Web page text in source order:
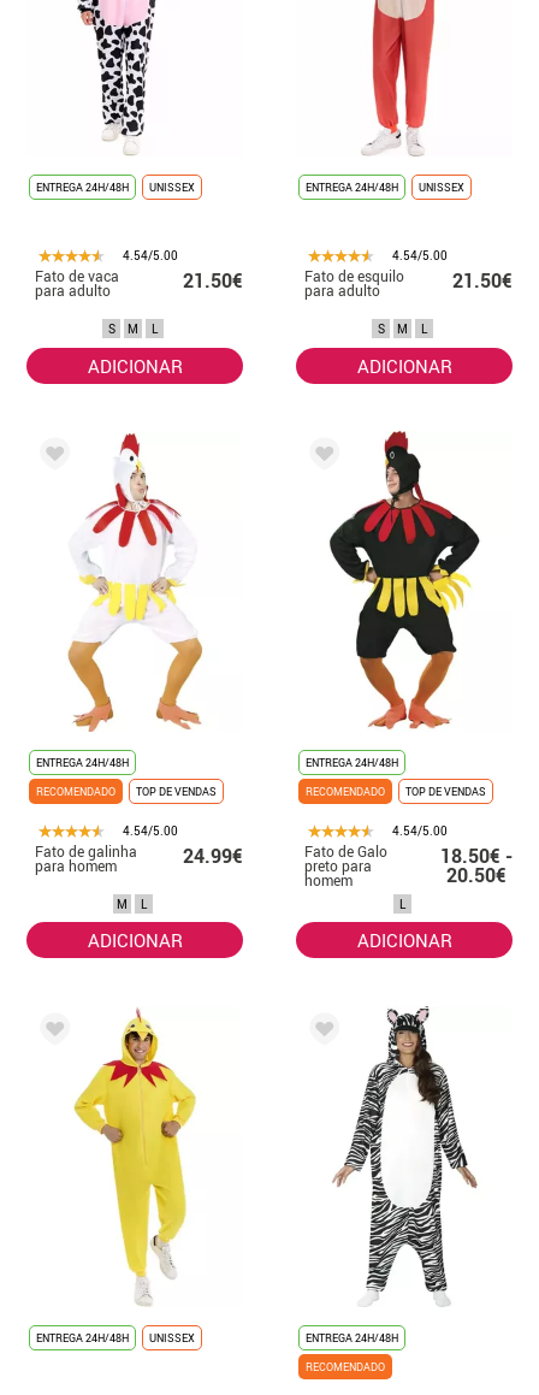
ENTREGA 24H/48H UNISSEX
4.54/5.00
Fato de vaca
para adulto 21.50€
S M L
ADICIONAR
ENTREGA 24H/48H UNISSEX
4.54/5.00
Fato de esquilo
para adulto 21.50€
S M L
ADICIONAR
ENTREGA 24H/48H
RECOMENDADO
TOP DE VENDAS
4.54/5.00
Fato de galinha
para homem 24.99€
M L
ADICIONAR
ENTREGA 24H/48H
RECOMENDADO
TOP DE VENDAS
4.54/5.00
Fato de Galo
preto para
homem
18.50€ -
20.50€
L
ADICIONAR
ENTREGA 24H/48H UNISSEX
ENTREGA 24H/48H
RECOMENDADO